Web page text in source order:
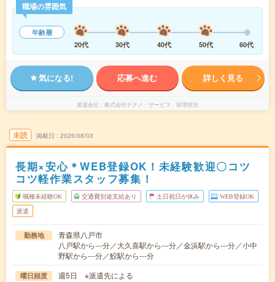
職場の雰囲気
年齢層
20代
30代 40代 50代 60代
気になる! 応募へ進む 詳しく見る
派遣会社 株式会社テクノ・サービス 採用担当
未読 掲載日 2026/08/03
長期×安心＊WEB登録OK！未経験歓迎〇コツ
コツ軽作業スタッフ募集！
職種未経験OK 交通費別途支給あり 土日祝日が休み WEB登録OK
派遣
勤務地
青森県八戸市
八戸駅から---分／大久喜駅から---分／金浜駅から---分／小中
野駅から---分／鮫駅から---分
曜日頻度 週5日 ※派遣先による